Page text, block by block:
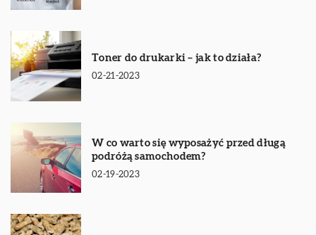
Toner do drukarki – jak to działa?
02-21-2023
W co warto się wyposażyć przed długą
podróżą samochodem?
02-19-2023